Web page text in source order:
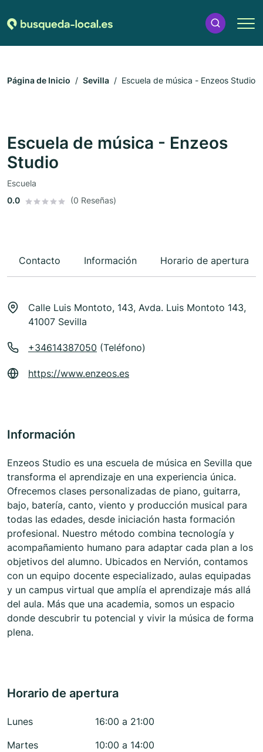
Página de Inicio Sevilla Escuela de música - Enzeos Studio
Escuela de música - Enzeos
Studio
Escuela
0.0
(0 Reseñas)
Contacto Información Horario de apertura
Calle Luis Montoto, 143, Avda. Luis Montoto 143,
41007 Sevilla
+34614387050 (Teléfono)
https://www.enzeos.es
Información
Enzeos Studio es una escuela de música en Sevilla que
transforma el aprendizaje en una experiencia única.
Ofrecemos clases personalizadas de piano, guitarra,
bajo, batería, canto, viento y producción musical para
todas las edades, desde iniciación hasta formación
profesional. Nuestro método combina tecnología y
acompañamiento humano para adaptar cada plan a los
objetivos del alumno. Ubicados en Nervión, contamos
con un equipo docente especializado, aulas equipadas
y un campus virtual que amplía el aprendizaje más allá
del aula. Más que una academia, somos un espacio
donde descubrir tu potencial y vivir la música de forma
plena.
Horario de apertura
Lunes
16:00 a 21:00
Martes
10:00 a 14:00